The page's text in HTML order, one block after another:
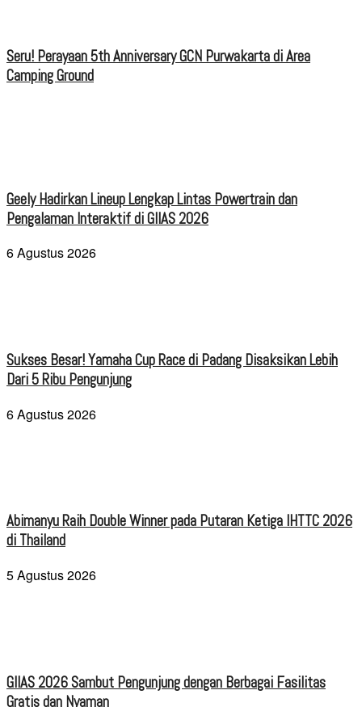
Seru! Perayaan 5th Anniversary GCN Purwakarta di Area
Camping Ground
Geely Hadirkan Lineup Lengkap Lintas Powertrain dan
Pengalaman Interaktif di GIIAS 2026
6 Agustus 2026
Sukses Besar! Yamaha Cup Race di Padang Disaksikan Lebih
Dari 5 Ribu Pengunjung
6 Agustus 2026
Abimanyu Raih Double Winner pada Putaran Ketiga IHTTC 2026
di Thailand
5 Agustus 2026
GIIAS 2026 Sambut Pengunjung dengan Berbagai Fasilitas
Gratis dan Nyaman